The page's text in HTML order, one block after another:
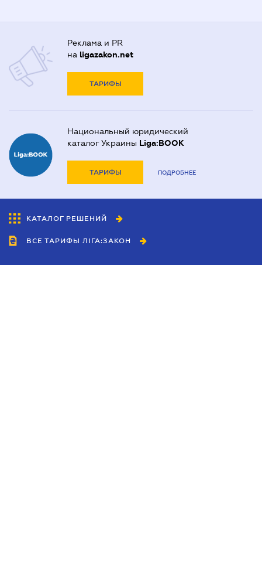
Реклама и PR
на ligazakon.net
ТАРИФЫ
Национальный юридический
каталог Украины Liga:BOOK
ТАРИФЫ ПОДРОБНЕЕ
КАТАЛОГ РЕШЕНИЙ
ВСЕ ТАРИФЫ ЛІГА:ЗАКОН